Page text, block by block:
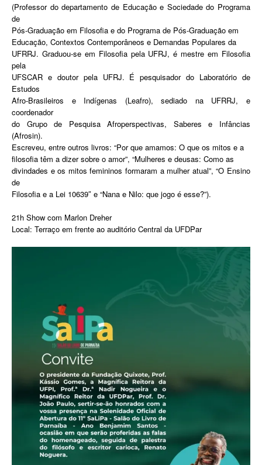
(Professor do departamento de Educação e Sociedade do Programa
de
Pós-Graduação em Filosofia e do Programa de Pós-Graduação em
Educação, Contextos Contemporâneos e Demandas Populares da
UFRRJ. Graduou-se em Filosofia pela UFRJ, é mestre em Filosofia
pela
UFSCAR e doutor pela UFRJ. É pesquisador do Laboratório de
Estudos
Afro-Brasileiros e Indígenas (Leafro), sediado na UFRRJ, e
coordenador
do Grupo de Pesquisa Afroperspectivas, Saberes e Infâncias
(Afrosin).
Escreveu, entre outros livros: “Por que amamos: O que os mitos e a
filosofia têm a dizer sobre o amor”, “Mulheres e deusas: Como as
divindades e os mitos femininos formaram a mulher atual”, “O Ensino
de
Filosofia e a Lei 10639″ e “Nana e Nilo: que jogo é esse?”).
21h Show com Marlon Dreher
Local: Terraço em frente ao auditório Central da UFDPar